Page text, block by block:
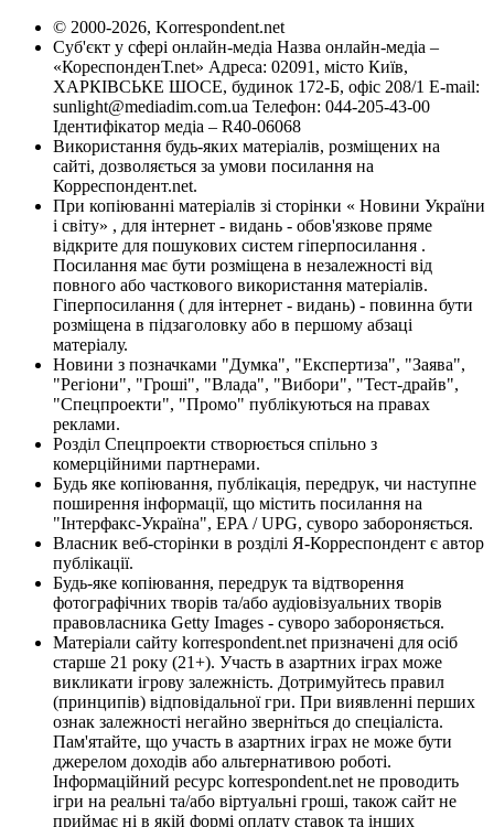
© 2000-2026, Korrespondent.net
Суб'єкт у сфері онлайн-медіа Назва онлайн-медіа –
«КореспонденТ.net» Адреса: 02091, місто Київ,
ХАРКІВСЬКЕ ШОСЕ, будинок 172-Б, офіс 208/1 E-mail:
sunlight@mediadim.com.ua Телефон: 044-205-43-00
Ідентифікатор медіа – R40-06068
Використання будь-яких матеріалів, розміщених на
сайті, дозволяється за умови посилання на
Корреспондент.net.
При копіюванні матеріалів зі сторінки « Новини України
і світу» , для інтернет - видань - обов'язкове пряме
відкрите для пошукових систем гіперпосилання .
Посилання має бути розміщена в незалежності від
повного або часткового використання матеріалів.
Гіперпосилання ( для інтернет - видань) - повинна бути
розміщена в підзаголовку або в першому абзаці
матеріалу.
Новини з позначками "Думка", "Експертиза", "Заява",
"Регіони", "Гроші", "Влада", "Вибори", "Тест-драйв",
"Спецпроекти", "Промо" публікуються на правах
реклами.
Розділ Спецпроекти створюється спільно з
комерційними партнерами.
Будь яке копіювання, публікація, передрук, чи наступне
поширення інформації, що містить посилання на
"Інтерфакс-Україна", EPA / UPG, суворо забороняється.
Власник веб-сторінки в розділі Я-Корреспондент є автор
публікації.
Будь-яке копіювання, передрук та відтворення
фотографічних творів та/або аудіовізуальних творів
правовласника Getty Images - суворо забороняється.
Матеріали сайту korrespondent.net призначені для осіб
старше 21 року (21+). Участь в азартних іграх може
викликати ігрову залежність. Дотримуйтесь правил
(принципів) відповідальної гри. При виявленні перших
ознак залежності негайно зверніться до спеціаліста.
Пам'ятайте, що участь в азартних іграх не може бути
джерелом доходів або альтернативою роботі.
Інформаційний ресурс korrespondent.net не проводить
ігри на реальні та/або віртуальні гроші, також сайт не
приймає ні в якій формі оплату ставок та інших